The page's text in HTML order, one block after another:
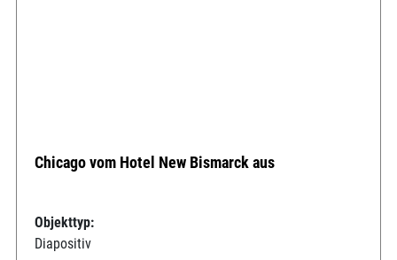
Chicago vom Hotel New Bismarck aus
Objekttyp:
Diapositiv